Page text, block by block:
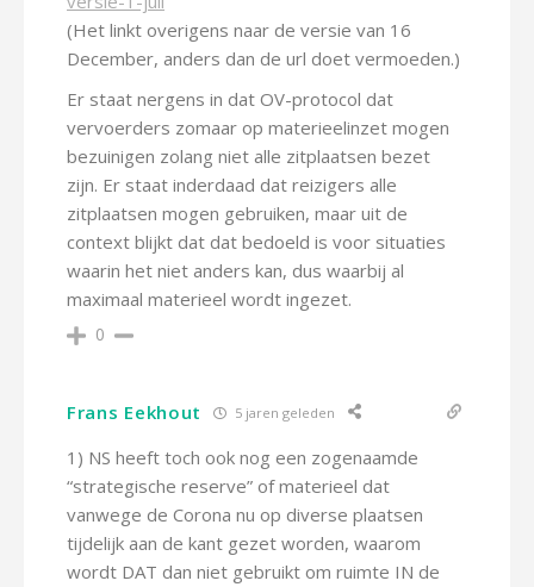
(Het linkt overigens naar de versie van 16
December, anders dan de url doet vermoeden.)
Er staat nergens in dat OV-protocol dat
vervoerders zomaar op materieelinzet mogen
bezuinigen zolang niet alle zitplaatsen bezet
zijn. Er staat inderdaad dat reizigers alle
zitplaatsen mogen gebruiken, maar uit de
context blijkt dat dat bedoeld is voor situaties
waarin het niet anders kan, dus waarbij al
maximaal materieel wordt ingezet.
0
Frans Eekhout 5 jaren geleden
1) NS heeft toch ook nog een zogenaamde
“strategische reserve” of materieel dat
vanwege de Corona nu op diverse plaatsen
tijdelijk aan de kant gezet worden, waarom
wordt DAT dan niet gebruikt om ruimte IN de